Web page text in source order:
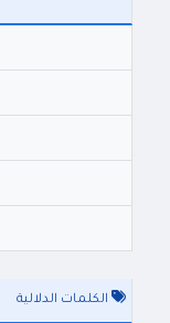
الكلمات الدلالية